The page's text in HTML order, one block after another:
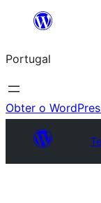
Saltar
o
conteúdo
Portugal
Obter o